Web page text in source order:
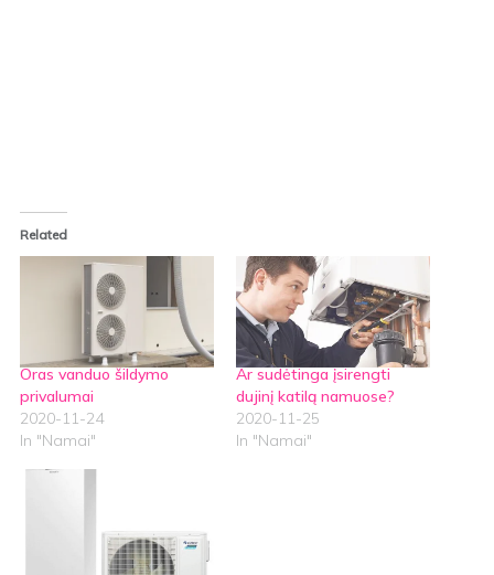
Related
Oras vanduo šildymo
privalumai
2020-11-24
In "Namai"
Ar sudėtinga įsirengti
dujinį katilą namuose?
2020-11-25
In "Namai"